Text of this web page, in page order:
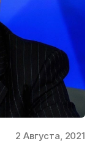
2 Августа, 2021